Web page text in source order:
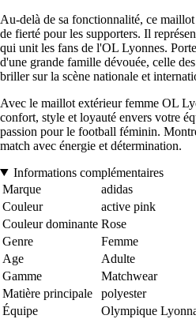
Au-delà de sa fonctionnalité, ce
de fierté pour les supporters. Il
qui unit les fans de l'OL Lyonnes.
d'une grande famille dévouée, celle
briller sur la scène nationale et
Avec le maillot extérieur femme OL
confort, style et loyauté envers votre
passion pour le football féminin.
match avec énergie et détermination.
Informations complémentaires
Marque
adidas
Couleur
active pink
Couleur dominante Rose
Genre
Femme
Age
Adulte
Gamme
Matchwear
Matière principale
polyester
Équipe
Olympique